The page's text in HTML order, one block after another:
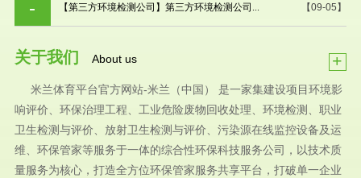
【09-05】
【第三方环境检测公司】第三方环境检测公司...
关于我们 About us +
米兰体育平台官方网站-米兰（中国） 是一家集建设项目环境影
响评价、环保治理工程、工业危险废物回收处理、环境检测、职业
卫生检测与评价、放射卫生检测与评价、污染源在线监控设备及运
维、环保管家等服务于一体的综合性环保科技服务公司，以技术质
量服务为核心，打造全方位环保管家服务共享平台，打破单一企业